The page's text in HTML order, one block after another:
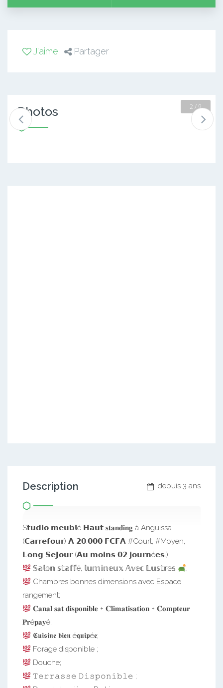
J'aime Partager
Photos 2 / 9
depuis 3 ans
Description
S𝘁𝘂𝗱𝗶𝗼 𝗺𝗲𝘂𝗯𝗹é 𝗛𝗮𝘂𝘁 𝐬𝐭𝐚𝐧𝐝𝐢𝐧𝐠 à Anguissa
(𝗖𝗮𝗿𝗿𝗲𝗳𝗼𝘂𝗿) 𝗔 𝟮𝟬.𝟬𝟬𝟬 𝗙𝗖𝗙𝗔 #Court, #Moyen,
𝗟𝗼𝗻𝗴 𝗦𝗲𝗝𝗼𝘂𝗿 (𝗔𝘂 𝗺𝗼𝗶𝗻𝘀 𝟬𝟮 𝗷𝗼𝘂𝗿𝗻é𝗲𝘀.)
𝕊𝕒𝕝𝕠𝕟 𝕤𝕥𝕒𝕗𝕗é, 𝕝𝕦𝕞𝕚𝕟𝕖𝕦𝕩 𝔸𝕧𝕖𝕔 𝕃𝕦𝕤𝕥𝕣𝕖𝕤
;
Chambres bonnes dimensions avec Espace
rangement;
𝐂𝐚𝐧𝐚𝐥 𝐬𝐚𝐭 𝐝𝐢𝐬𝐩𝐨𝐧𝐢𝐛𝐥𝐞 + 𝐂𝐥𝐢𝐦𝐚𝐭𝐢𝐬𝐚𝐭𝐢𝐨𝐧 + 𝐂𝐨𝐦𝐩𝐭𝐞𝐮𝐫
𝐏𝐫é𝐩𝐚𝐲é;
𝕮𝖚𝖎𝖘𝖎𝖓𝖊 𝖇𝖎𝖊𝖓 é𝖖𝖚𝖎𝖕é𝖊;
Forage disponible ;
Douche;
𝚃𝚎𝚛𝚛𝚊𝚜𝚜𝚎 𝙳𝚒𝚜𝚙𝚘𝚗𝚒𝚋𝚕𝚎 ;